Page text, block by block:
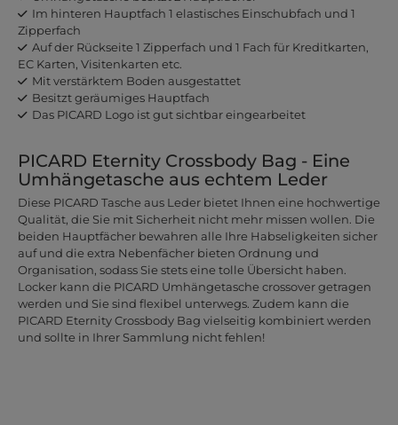
Im hinteren Hauptfach 1 elastisches Einschubfach und 1
Zipperfach
Auf der Rückseite 1 Zipperfach und 1 Fach für Kreditkarten,
EC Karten, Visitenkarten etc.
Mit verstärktem Boden ausgestattet
Besitzt geräumiges Hauptfach
Das PICARD Logo ist gut sichtbar eingearbeitet
PICARD Eternity Crossbody Bag - Eine
Umhängetasche aus echtem Leder
Diese PICARD Tasche aus Leder bietet Ihnen eine hochwertige
Qualität, die Sie mit Sicherheit nicht mehr missen wollen. Die
beiden Hauptfächer bewahren alle Ihre Habseligkeiten sicher
auf und die extra Nebenfächer bieten Ordnung und
Organisation, sodass Sie stets eine tolle Übersicht haben.
Locker kann die PICARD Umhängetasche crossover getragen
werden und Sie sind flexibel unterwegs. Zudem kann die
PICARD Eternity Crossbody Bag vielseitig kombiniert werden
und sollte in Ihrer Sammlung nicht fehlen!